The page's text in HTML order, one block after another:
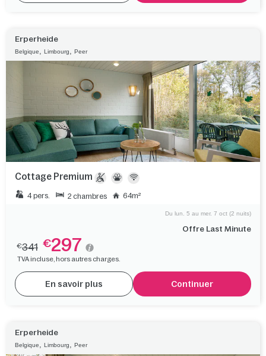
Erperheide
Belgique, Limbourg, Peer
Cottage Premium
4 pers. 2 chambres 64m²
Offre Last Minute
Du lun. 5 au mer. 7 oct (2 nuits)
€341 €297
TVA incluse, hors autres charges.
En savoir plus Continuer
Erperheide
Belgique, Limbourg, Peer